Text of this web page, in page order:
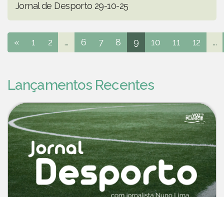
Jornal de Desporto 29-10-25
« 1 2 ... 6 7 8 9 10 11 12 ...
Lançamentos Recentes